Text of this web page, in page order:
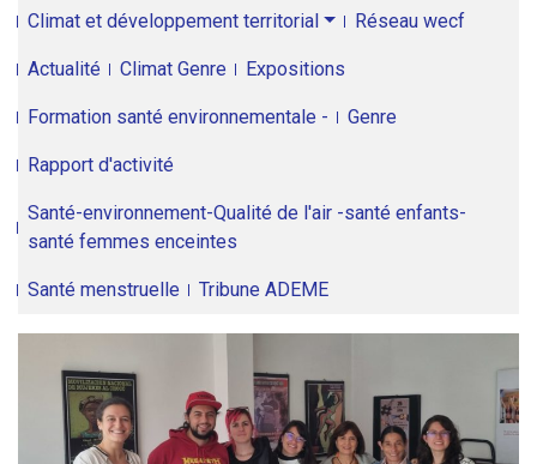
Climat et développement territorial Réseau wecf
Actualité Climat Genre Expositions
Formation santé environnementale - Genre
Rapport d'activité
Santé-environnement-Qualité de l'air -santé enfants-
santé femmes enceintes
Santé menstruelle Tribune ADEME